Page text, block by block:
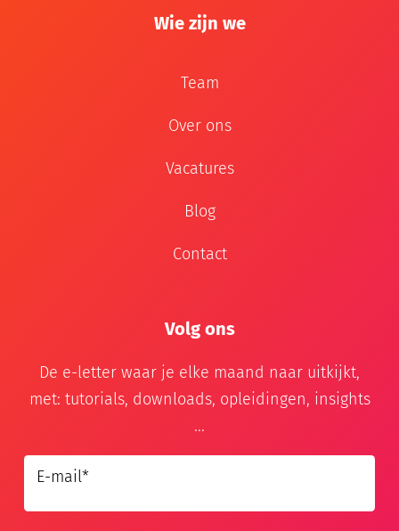
Wie zijn we
Team
Over ons
Vacatures
Blog
Contact
Volg ons
De e-letter waar je elke maand naar uitkijkt,
met: tutorials, downloads, opleidingen, insights
...
E-mail*